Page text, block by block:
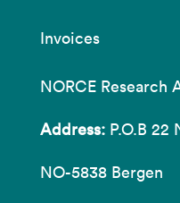
Invoices
NORCE Research
Address: P.O.B 22
NO-5838 Bergen